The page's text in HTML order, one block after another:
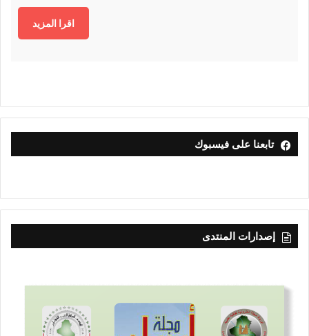
اقرا المزيد
تابعنا على فيسبوك
إصدارات المنتدى